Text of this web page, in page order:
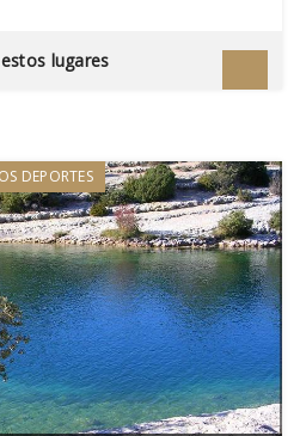
lugares
DEPORTES